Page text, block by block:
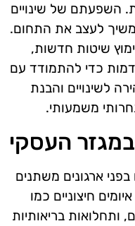
השפעתם של שינויים
תמשיך לעצב את התחום.
שיטות חדשות,
כדי להתמודד עם
לשינויים והבנת
משמעותי.
העסקי
ארגונים משתנים
חיצוניים כמו
ותחלואות בריאותיות